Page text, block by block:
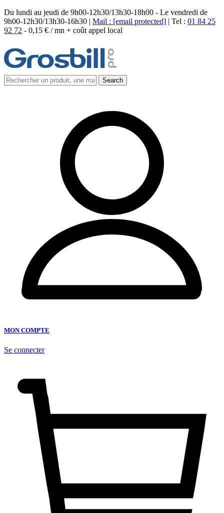
Du lundi au jeudi de 9h00-12h30/13h30-18h00 - Le vendredi de
9h00-12h30/13h30-16h30 | Mail : [email protected] | Tel : 01 84 25
92 72 - 0,15 € / mn + coût appel local
MON COMPTE
Se connecter